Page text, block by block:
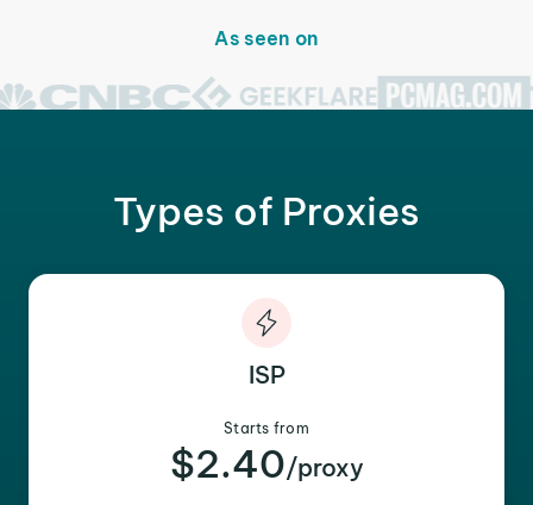
As seen on
Types of Proxies
ISP
Starts from
$2.40/proxy